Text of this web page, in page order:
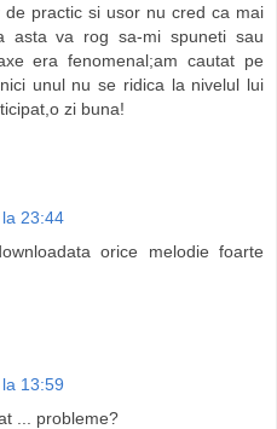
practic si usor nu cred ca mai
asta va rog sa-mi spuneti sau
era fenomenal;am cautat pe
unul nu se ridica la nivelul lui
zi buna!
23:44
orice melodie foarte
13:59
... probleme?